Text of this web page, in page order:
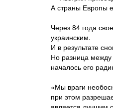
А страны Европы
Через 84 года
украинским.
И в результате
Но разница
началось его
«Мы враги
при этом